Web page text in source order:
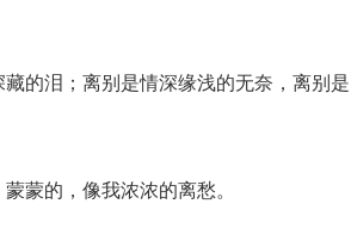
的泪；离别是情深缘浅的无奈，离别是
蒙的，像我浓浓的离愁。